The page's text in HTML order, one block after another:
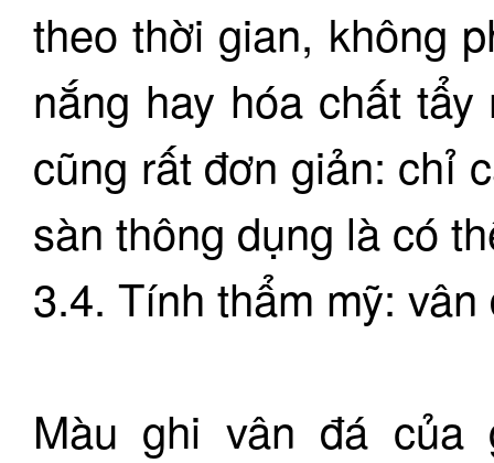
theo thời gian, không
nắng hay hóa chất
cũng rất đơn giản: chỉ
sàn thông dụng là có
3.4. Tính thẩm mỹ:
Màu ghi vân đá của